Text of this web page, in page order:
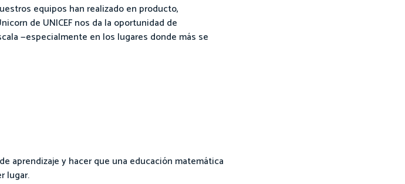
equipos han realizado en producto,
de UNICEF nos da la oportunidad de
—especialmente en los lugares donde más se
aprendizaje y hacer que una educación matemática
lugar.